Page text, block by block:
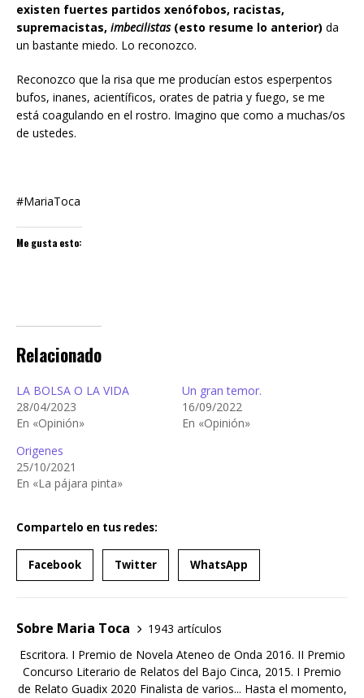
existen fuertes partidos xenófobos, racistas,
supremacistas, imbecilistas(esto resume lo anterior) da
un bastante miedo. Lo reconozco.
Reconozco que la risa que me producían estos esperpentos
bufos, inanes, acientíficos, orates de patria y fuego, se me
está coagulando en el rostro. Imagino que como a muchas/os
de ustedes.
#MariaToca
Me gusta esto:
Relacionado
LA BOLSA O LA VIDA
28/04/2023
En «Opinión»
Un gran temor.
16/09/2022
En «Opinión»
Origenes
25/10/2021
En «La pájara pinta»
Compartelo en tus redes:
Facebook Twitter WhatsApp
Sobre Maria Toca
1943 artículos
Escritora. I Premio de Novela Ateneo de Onda 2016. II Premio
Concurso Literario de Relatos del Bajo Cinca, 2015. I Premio
de Relato Guadix 2020 Finalista de varios... Hasta el momento,